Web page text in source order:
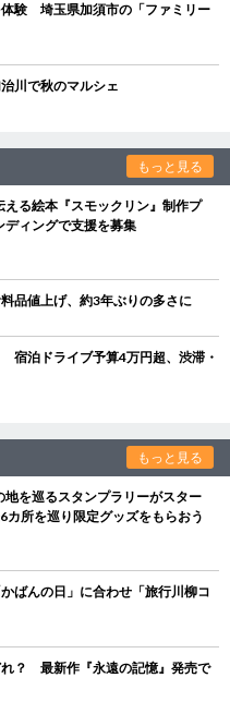
験 埼玉県加須市の「ファミリー
川で秋のマルシェ
もっと見る
る絵本『スモックリン』制作プ
ィングで支援を募集
品値上げ、約3年ぶりの多さに
宿泊ドライブ予算4万円超、渋滞・
もっと見る
を巡るスタンプラリーがスター
所を巡り限定グッズをもらおう
ばんの日」に合わせ「旅行川柳コ
？ 最新作『永遠の記憶』発売で